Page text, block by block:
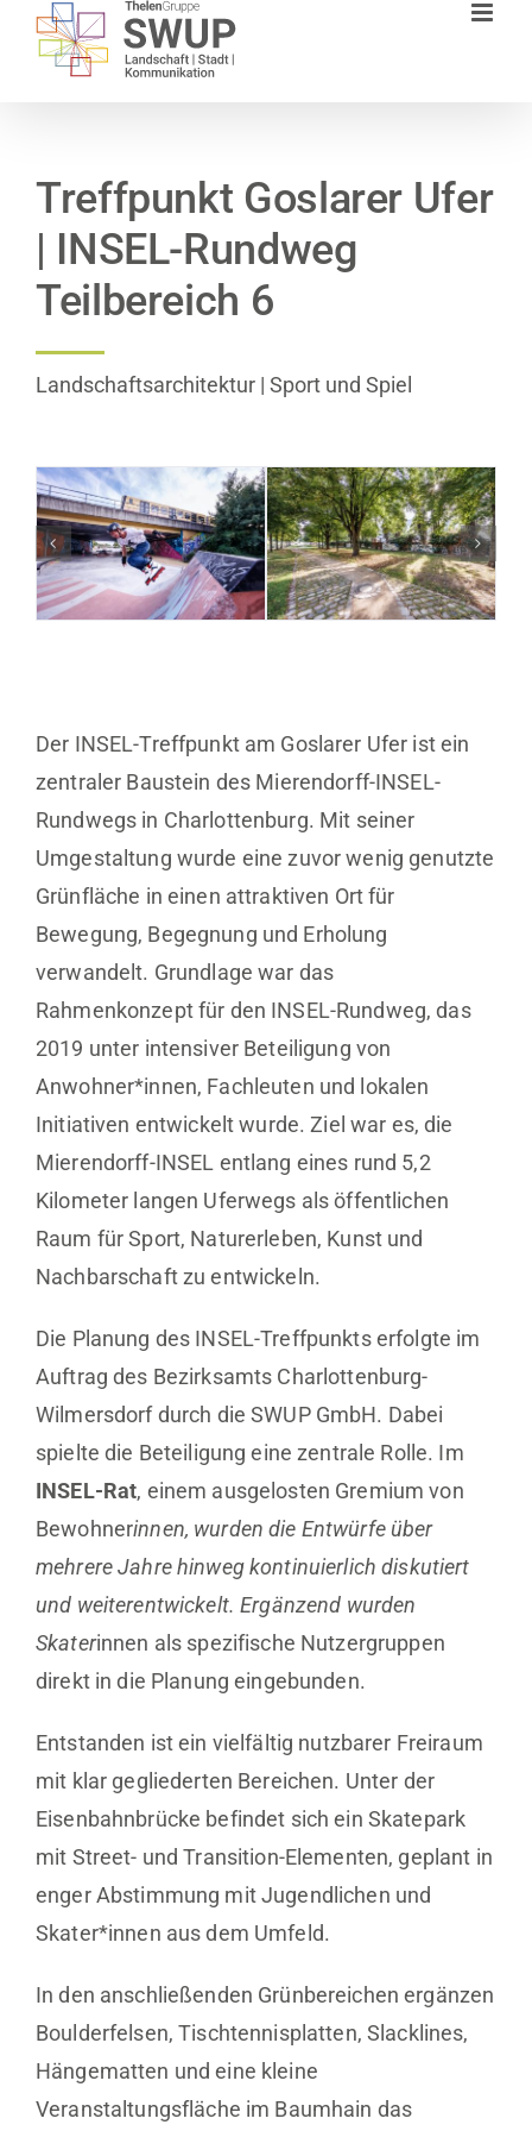
Zum
Inhalt
Treffpunkt Goslarer Ufer
| INSEL-Rundweg
Teilbereich 6
Landschaftsarchitektur | Sport und Spiel
Der INSEL-Treffpunkt am Goslarer Ufer ist ein
zentraler Baustein des Mierendorff-INSEL-
Rundwegs in Charlottenburg. Mit seiner
Umgestaltung wurde eine zuvor wenig genutzte
Grünfläche in einen attraktiven Ort für
Bewegung, Begegnung und Erholung
verwandelt. Grundlage war das
Rahmenkonzept für den INSEL-Rundweg, das
2019 unter intensiver Beteiligung von
Anwohner*innen, Fachleuten und lokalen
Initiativen entwickelt wurde. Ziel war es, die
Mierendorff-INSEL entlang eines rund 5,2
Kilometer langen Uferwegs als öffentlichen
Raum für Sport, Naturerleben, Kunst und
Nachbarschaft zu entwickeln.
Die Planung des INSEL-Treffpunkts erfolgte im
Auftrag des Bezirksamts Charlottenburg-
Wilmersdorf durch die SWUP GmbH. Dabei
spielte die Beteiligung eine zentrale Rolle. Im
INSEL-Rat, einem ausgelosten Gremium von
Bewohnerinnen, wurden die Entwürfe über
mehrere Jahre hinweg kontinuierlich diskutiert
und weiterentwickelt. Ergänzend wurden
Skaterinnen als spezifische Nutzergruppen
direkt in die Planung eingebunden.
Entstanden ist ein vielfältig nutzbarer Freiraum
mit klar gegliederten Bereichen. Unter der
Eisenbahnbrücke befindet sich ein Skatepark
mit Street- und Transition-Elementen, geplant in
enger Abstimmung mit Jugendlichen und
Skater*innen aus dem Umfeld.
In den anschließenden Grünbereichen ergänzen
Boulderfelsen, Tischtennisplatten, Slacklines,
Hängematten und eine kleine
Veranstaltungsfläche im Baumhain das